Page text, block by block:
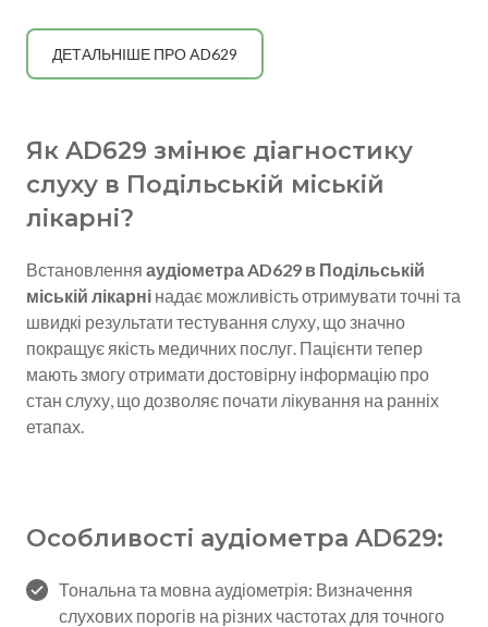
ДЕТАЛЬНІШЕ ПРО AD629
Як AD629 змінює діагностику
слуху в Подільській міській
лікарні?
Встановлення аудіометра AD629 в Подільській
міській лікарні надає можливість отримувати точні та
швидкі результати тестування слуху, що значно
покращує якість медичних послуг. Пацієнти тепер
мають змогу отримати достовірну інформацію про
стан слуху, що дозволяє почати лікування на ранніх
етапах.
Особливості аудіометра AD629:
Тональна та мовна аудіометрія: Визначення
слухових порогів на різних частотах для точного